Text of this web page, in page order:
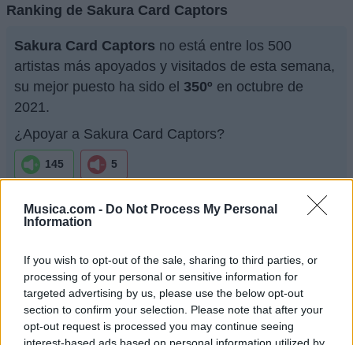
Musica.com - Do Not Process My Personal
Information
If you wish to opt-out of the sale, sharing to third parties, or
processing of your personal or sensitive information for
targeted advertising by us, please use the below opt-out
section to confirm your selection. Please note that after your
opt-out request is processed you may continue seeing
Ranking de Sakura Card Captors
Sakura Card Captors no está entre los 500
artistas más apoyados y visitados de esta semana,
su mejor puesto ha sido el 350º en octubre de
2021.
¿Apoyar a Sakura Card Captors?
145 5
Ranking de Sakura Card Captors TOP Música